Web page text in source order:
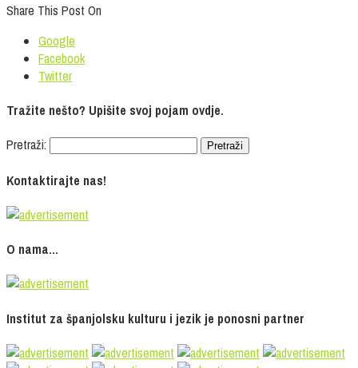
Share This Post On
Google
Facebook
Twitter
Tražite nešto? Upišite svoj pojam ovdje.
Pretraži:
Kontaktirajte nas!
O nama…
Institut za španjolsku kulturu i jezik je ponosni partner